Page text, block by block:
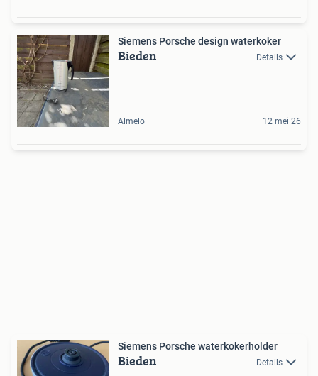
Siemens Porsche design waterkoker
Bieden Details
Almelo 12 mei 26
Siemens Porsche waterkokerholder
Bieden Details